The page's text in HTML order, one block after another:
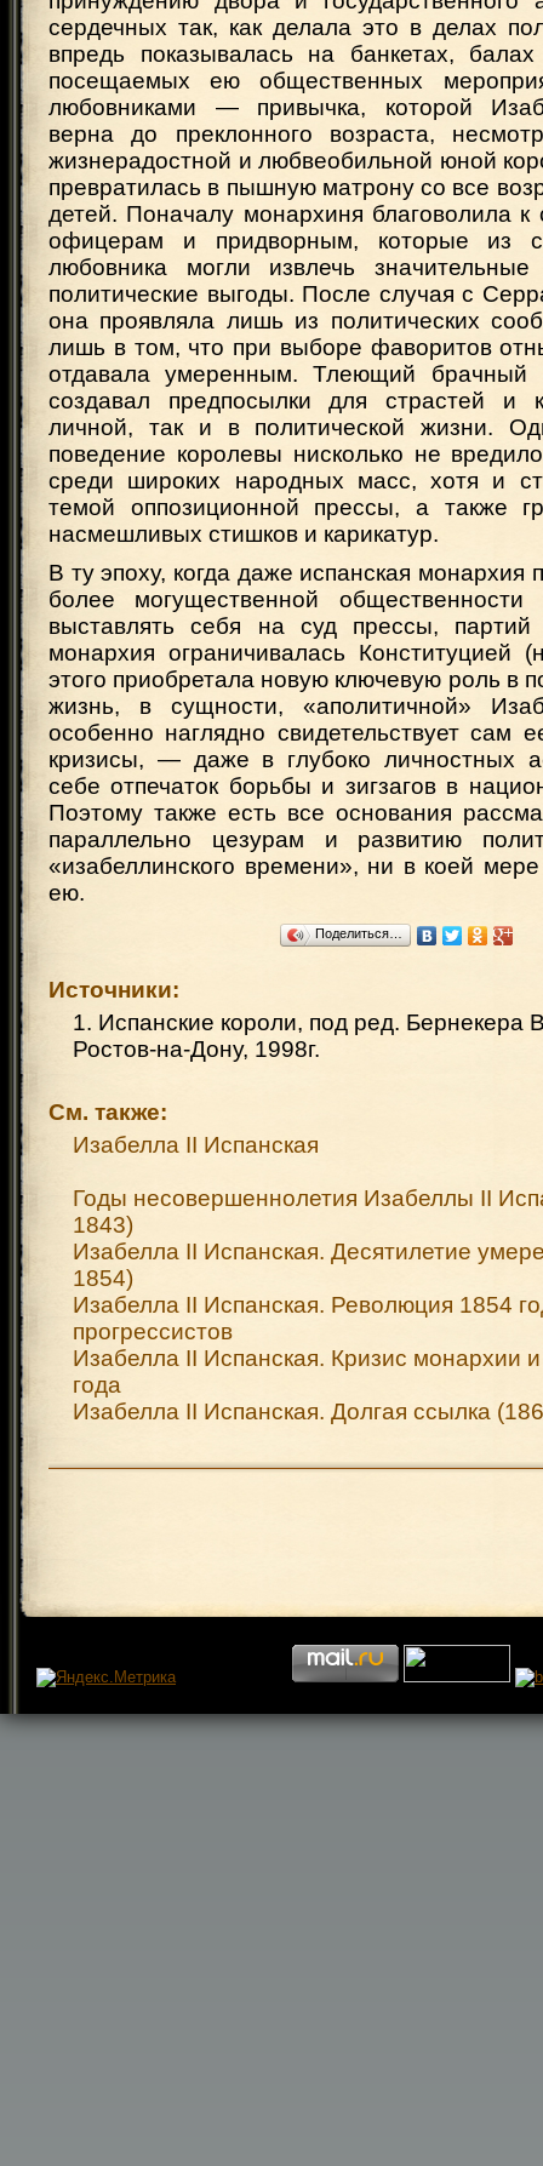
сердечных так, как делала это в делах
впредь показывалась на банкетах,
посещаемых ею общественных
любовниками — привычка, которой
верна до преклонного возраста,
жизнерадостной и любвеобильной юной
превратилась в пышную матрону со все
детей. Поначалу монархиня благоволила
офицерам и придворным, которые из
любовника могли извлечь
политические выгоды. После случая с
она проявляла лишь из политических
лишь в том, что при выборе фаворитов
отдавала умеренным. Тлеющий брачный
создавал предпосылки для страстей и
личной, так и в политической жизни.
поведение королевы нисколько не
среди широких народных масс, хотя и
темой оппозиционной прессы, а также
насмешливых стишков и карикатур.
В ту эпоху, когда даже испанская монархия
более могущественной
выставлять себя на суд прессы,
монархия ограничивалась Конституцией
этого приобретала новую ключевую роль в
жизнь, в сущности, «аполитичной»
особенно наглядно свидетельствует сам
кризисы, — даже в глубоко личностных
себе отпечаток борьбы и зигзагов в
Поэтому также есть все основания
параллельно цезурам и развитию
«изабеллинского времени», ни в коей
ею.
Поделиться…
Источники:
1. Испанские короли, под ред. Бернекера
Ростов-на-Дону, 1998г.
См. также:
Изабелла II Испанская
Годы несовершеннолетия Изабеллы II
1843)
Изабелла II Испанская. Десятилетие
1854)
Изабелла II Испанская. Революция 1854
прогрессистов
Изабелла II Испанская. Кризис монархии
года
Изабелла II Испанская. Долгая ссылка